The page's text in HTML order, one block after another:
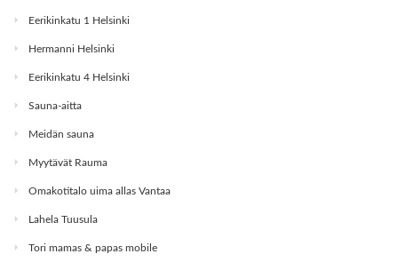
Eerikinkatu 1 Helsinki
Hermanni Helsinki
Eerikinkatu 4 Helsinki
Sauna-aitta
Meidän sauna
Myytävät Rauma
Omakotitalo uima allas Vantaa
Lahela Tuusula
Tori mamas & papas mobile